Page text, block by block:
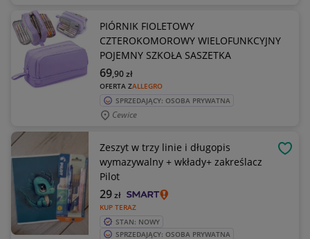
PIÓRNIK FIOLETOWY
CZTEROKOMOROWY WIELOFUNKCYJNY
POJEMNY SZKOŁA SASZETKA
OFERTA ZALLEGRO
69,90zł
SPRZEDAJĄCY: OSOBA PRYWATNA
Cewice
Zeszyt w trzy linie i długopis
wymazywalny + wkłady+ zakreślacz
Pilot
KUP TERAZ
29zł
STAN: NOWY
SPRZEDAJĄCY: OSOBA PRYWATNA